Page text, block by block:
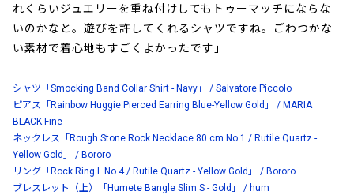
れくらいジュエリーを重ね付けしてもトゥーマッチにならな
いのかなと。遊びを許してくれるシャツですね。ごわつかな
い素材で着心地もすごくよかったです」
シャツ「Smocking Band Collar Shirt - Navy」 / Salvatore Piccolo
ピアス「Rainbow Huggie Pierced Earring Blue-Yellow Gold」 / MARIA
BLACK Fine
ネックレス「Rough Stone Rock Necklace 80 cm No.1 / Rutile Quartz -
Yellow Gold」 / Bororo
リング「Rock Ring L No.4 / Rutile Quartz - Yellow Gold」 / Bororo
ブレスレット（上）「Humete Bangle Slim S - Gold」 / hum